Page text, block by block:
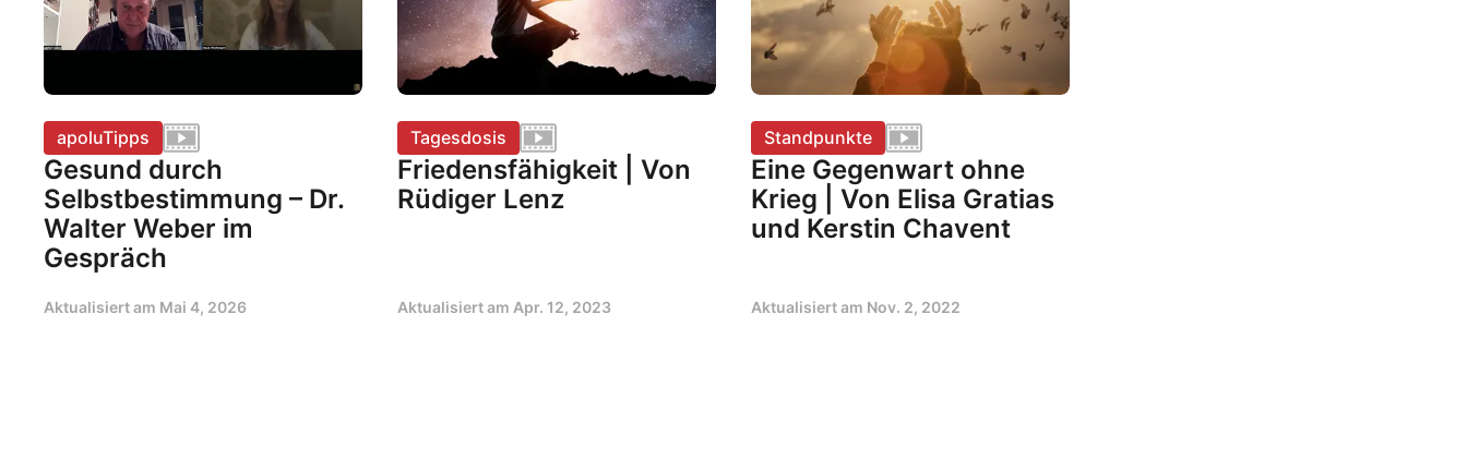
apoluTipps
Gesund durch
Selbstbestimmung – Dr.
Walter Weber im
Gespräch
Aktualisiert am Mai 4, 2026
Tagesdosis
Friedensfähigkeit | Von
Rüdiger Lenz
Aktualisiert am Apr. 12, 2023
Standpunkte
Eine Gegenwart ohne
Krieg | Von Elisa Gratias
und Kerstin Chavent
Aktualisiert am Nov. 2, 2022